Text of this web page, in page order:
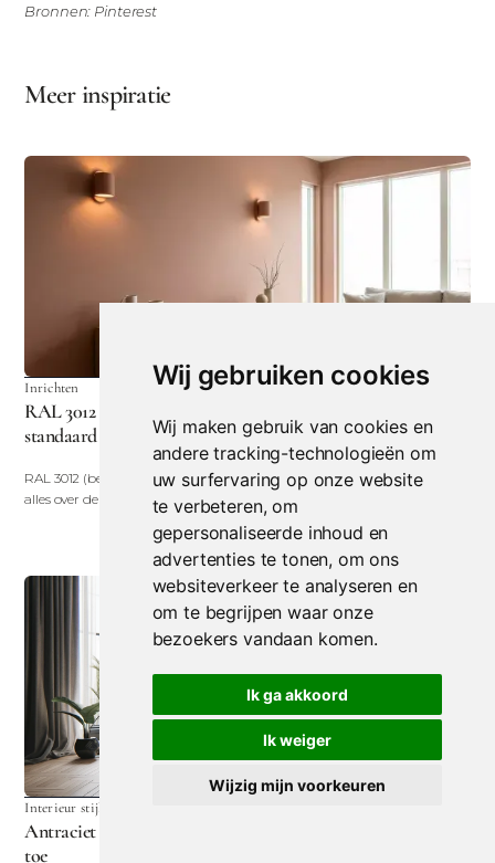
Wij gebruiken cookies
Wij maken gebruik van cookies en
andere tracking-technologieën om
uw surfervaring op onze website
te verbeteren, om
gepersonaliseerde inhoud en
advertenties te tonen, om ons
websiteverkeer te analyseren en
om te begrijpen waar onze
bezoekers vandaan komen.
Ik ga akkoord
Ik weiger
Wijzig mijn voorkeuren
Bronnen: Pinterest
Meer inspiratie
Inrichten February 15, 2026
RAL 3012 (beigerood): warm en nét even anders dan
standaard beige
RAL 3012 (beigerood) is een warme roodbeige tint met karakter. Ontdek
alles over deze kleur en hoe je 'm toepast.
Interieur stijlen
Antraciet grijs (RAL 7016) in je woning: zo pas je deze kleur
toe